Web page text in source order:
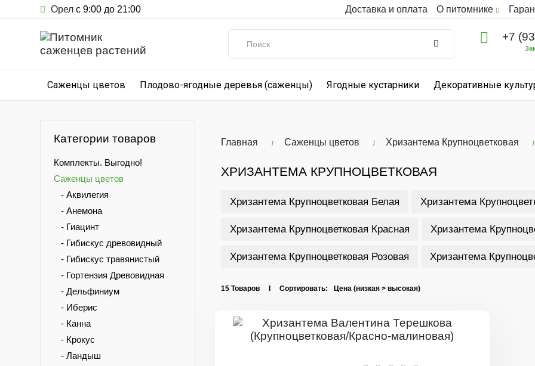
Орел с 9:00 до 21:00 Доставка и оплата О питомнике
+7
Саженцы цветов Плодово-ягодные деревья (саженцы) Ягодные кустарники Декоративные
Категории товаров
Комплекты. Выгодно!
Саженцы цветов
- Аквилегия
- Анемона
- Гиацинт
- Гибискус древовидный
- Гибискус травянистый
- Гортензия Древовидная
- Дельфиниум
- Иберис
- Канна
- Крокус
- Ландыш
Главная Саженцы цветов Хризантема Крупноцветковая
ХРИЗАНТЕМА КРУПНОЦВЕТКОВАЯ
Хризантема Крупноцветковая Белая Хризантема
Хризантема Крупноцветковая Красная Хризантема
Хризантема Крупноцветковая Розовая Хризантема
15 Товаров I Сортировать: